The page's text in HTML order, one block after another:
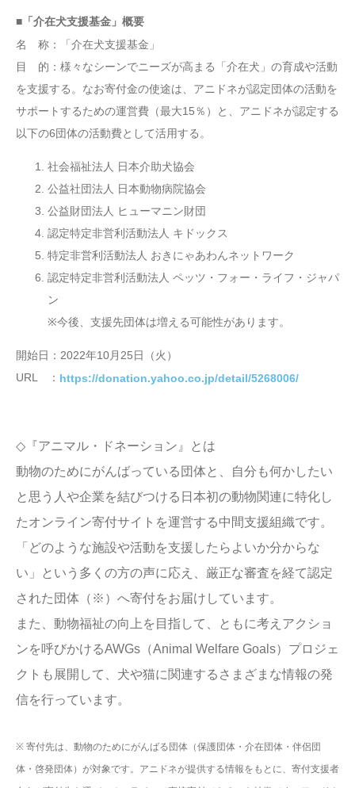
■「介在犬支援基金」概要
名 称：「介在犬支援基金」
目 的：様々なシーンでニーズが高まる「介在犬」の育成や活動
を支援する。なお寄付金の使途は、アニドネが認定団体の活動を
サポートするための運営費（最大15％）と、アニドネが認定する
以下の6団体の活動費として活用する。
社会福祉法人 日本介助犬協会
公益社団法人 日本動物病院協会
公益財団法人 ヒューマニン財団
認定特定非営利活動法人 キドックス
特定非営利活動法人 おきにゃあわんネットワーク
認定特定非営利活動法人 ペッツ・フォー・ライフ・ジャパ
ン
※今後、支援先団体は増える可能性があります。
開始日：2022年10月25日（火）
URL ： https://donation.yahoo.co.jp/detail/5268006/
◇『アニマル・ドネーション』とは
動物のためにがんばっている団体と、自分も何かしたい
と思う人や企業を結びつける日本初の動物関連に特化し
たオンライン寄付サイトを運営する中間支援組織です。
「どのような施設や活動を支援したらよいか分からな
い」という多くの方の声に応え、厳正な審査を経て認定
された団体（※）へ寄付をお届けしています。
また、動物福祉の向上を目指して、ともに考えアクショ
ンを呼びかけるAWGs（Animal Welfare Goals）プロジェ
クトも展開して、犬や猫に関連するさまざまな情報の発
信を行っています。
※ 寄付先は、動物のためにがんばる団体（保護団体・介在団体・伴侶団
体・啓発団体）が対象です。アニドネが提供する情報をもとに、寄付支援者